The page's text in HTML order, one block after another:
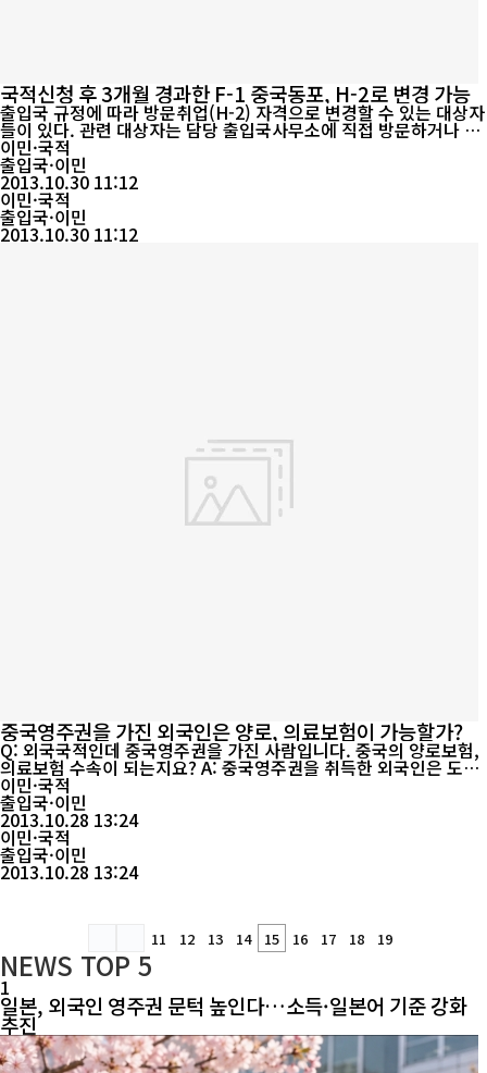
국적신청 후 3개월 경과한 F-1 중국동포, H-2로 변경 가능
출입국 규정에 따라 방문취업(H-2) 자격으로 변경할 수 있는 대상자
들이 있다. 관련 대상자는 담당 출입국사무소에 직접 방문하거나 사
전 예약 또는 행정사사무소 등 대행기관을 통하여 방문취업 자격으
로 변경 받을 수 있다.구체적인 허가대상은 다음과 같다.▲ 방문취업
자격으로 체류하다가 산재 또는 질병 등 인도적 사유로 기타(G-1)
자격으로 변경한 자 중 최초입국일로부터 4년 10개월이 넘지 않은
사람.▲ 국적신청 후 3...
이민·국적
출입국·이민
2013.10.30 11:12
이민·국적
출입국·이민
2013.10.30 11:12
중국영주권을 가진 외국인은 양로, 의료보험이 가능할가?
Q: 외국국적인데 중국영주권을 가진 사람입니다. 중국의 양로보험,
의료보험 수속이 되는지요? A: 중국영주권을 취득한 외국인은 도시
민의료보험, 사회양로보험권을 향수할수 있습니다. 《외국인영구거
주증》을 가지고 사회의료보험관리국, 사회보험사업관리국에 가서
해당 수속을 할수 있습니다. 문의전화 의료보험: 0433-2368139 양
로보험: 0433-2368115연길시인력자원 및 사회보장국
이민·국적
출입국·이민
2013.10.28 13:24
이민·국적
출입국·이민
2013.10.28 13:24
11 12 13 14 15 16 17 18 19
NEWS TOP 5
1
일본, 외국인 영주권 문턱 높인다…소득·일본어 기준 강화
추진